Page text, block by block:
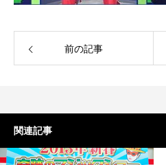
前の記事
関連記事